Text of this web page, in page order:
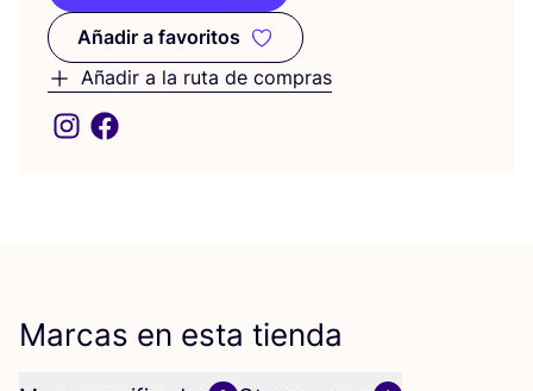
Añadir a favoritos
Añadir a favoritos
Añadir a la ruta de compras
Marcas en esta tienda